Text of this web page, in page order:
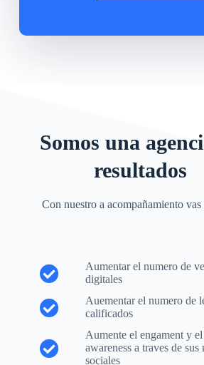
Somos una
resultados​
Con nuestro a acompañamiento
Aumentar el numero de
digitales
Auementar el numero de
calificados
Aumente el engament y el
awareness a traves de sus
sociales